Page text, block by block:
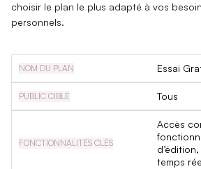
choisir le plan le plus adapté à vos
personnels.
Essai
Tous
Accès
temps